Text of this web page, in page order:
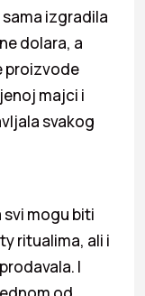
izgradila
dolara, a
proizvode
majci i
svakog
svi mogu biti
ritualima, ali i
I